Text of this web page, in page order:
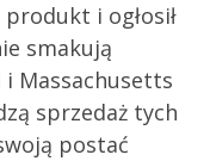
i ogłosił
smakują
Massachusetts
sprzedaż tych
postać